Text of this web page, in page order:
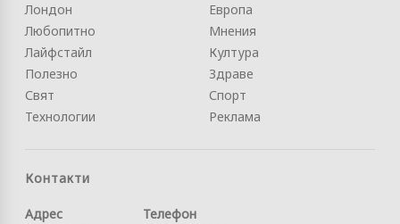
Лондон
Любопитно
Лайфстайл
Полезно
Свят
Технологии
Европа
Мнения
Култура
Здраве
Спорт
Реклама
Контакти
Адрес
Телефон